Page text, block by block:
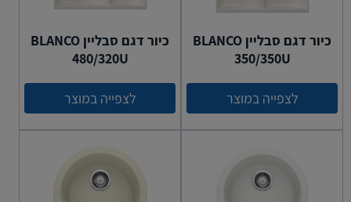
כיור דגם סבליין BLANCO
350/350U
לצפייה במוצר
כיור דגם סבליין BLANCO
480/320U
לצפייה במוצר